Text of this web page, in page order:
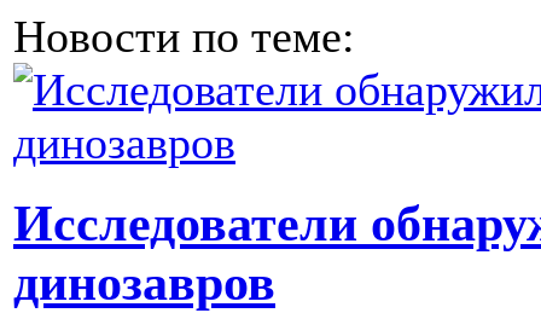
Новости по теме:
Исследователи
динозавров